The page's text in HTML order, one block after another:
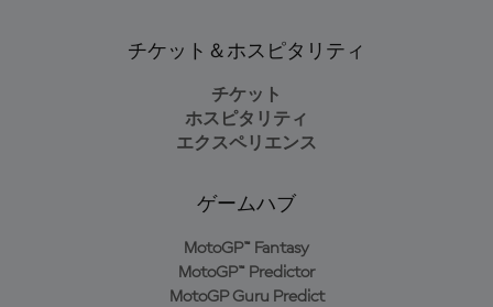
チケット＆ホスピタリティ
チケット
ホスピタリティ
エクスペリエンス
ゲームハブ
MotoGP™ Fantasy
MotoGP™ Predictor
MotoGP Guru Predict